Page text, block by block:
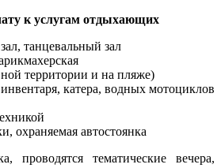
к услугам отдыхающих
танцевальный зал
территории и на пляже)
катера, водных мотоциклов
охраняемая автостоянка
проводятся тематические вечера,